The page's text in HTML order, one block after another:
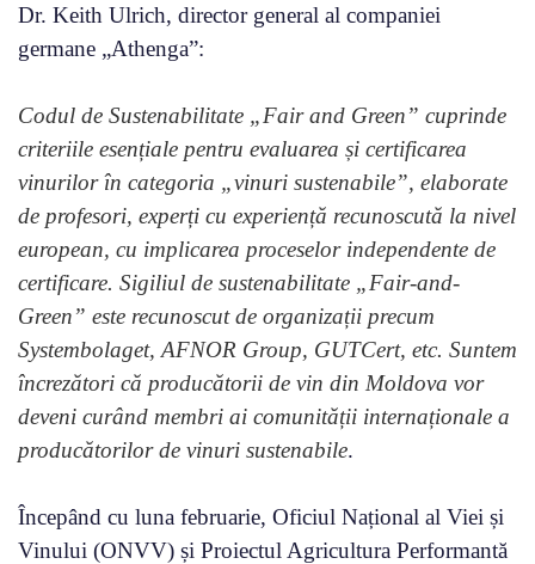
Dr. Keith Ulrich, director general al companiei
germane „Athenga”:
Codul de Sustenabilitate „Fair and Green” cuprinde
criteriile esențiale pentru evaluarea și certificarea
vinurilor în categoria „vinuri sustenabile”, elaborate
de profesori, experți cu experiență recunoscută la nivel
european, cu implicarea proceselor independente de
certificare. Sigiliul de sustenabilitate „Fair-and-
Green” este recunoscut de organizații precum
Systembolaget, AFNOR Group, GUTCert, etc. Suntem
încrezători că producătorii de vin din Moldova vor
deveni curând membri ai comunității internaționale a
producătorilor de vinuri sustenabile.
Începând cu luna februarie, Oficiul Național al Viei și
Vinului (ONVV) și Proiectul Agricultura Performantă